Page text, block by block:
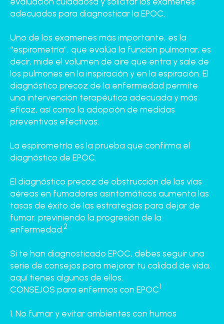
adecuados para diagnosticar la EPOC.
Uno de los examenes más importante, es la
“espirometría”, que evalúa la función pulmonar, es
decir, mide el volumen de aire que entra y sale de
los pulmones en la inspiración y en la espiración. El
diagnóstico precoz de la enfermedad permite
una intervención terapéutica adecuada y más
eficaz, así como la adopción de medidas
preventivas efectivas.
La espirometría es la prueba que confirma el
diagnóstico de EPOC.
El diagnóstico precoz de obstrucción de las vías
aéreas en fumadores asintomáticos aumenta las
tasas de éxito de las estrategias para dejar de
fumar, previniendo la progresión de la
enfermedad.2
Si te han diagnosticado EPOC, debes seguir una
serie de consejos para mejorar tu calidad de vida,
aquí tienes algunos de ellos.
CONSEJOS para enfermos con EPOC1
1. No fumar y evitar ambientes con humos